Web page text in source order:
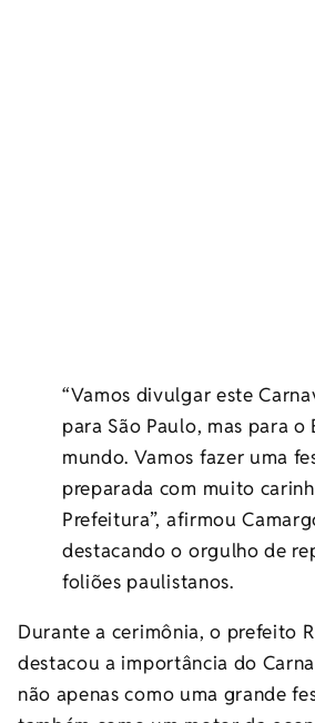
“Vamos divulgar este
para São Paulo, mas para o
mundo. Vamos fazer uma
preparada com muito
Prefeitura”, afirmou
destacando o orgulho de
foliões paulistanos.
Durante a cerimônia, o prefeito
destacou a importância do
não apenas como uma grande